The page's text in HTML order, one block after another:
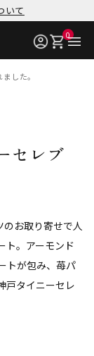
いて
0
した。
セレブ
お取り寄せで人
ト。アーモンド
トが包み、苺パ
戸タイニーセレ